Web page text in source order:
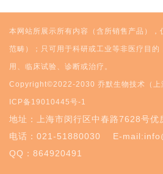
本网站所展示所有内容（含所销售产品），
范畴）；只可用于科研或工业等非医疗目的
用、临床试验、诊断或治疗。
Copyright©2022-2030 乔默生物技术（上
ICP备19010445号-1
地址：上海市闵行区中春路7628号优
电话：021-51880030
E-
QQ：864920491